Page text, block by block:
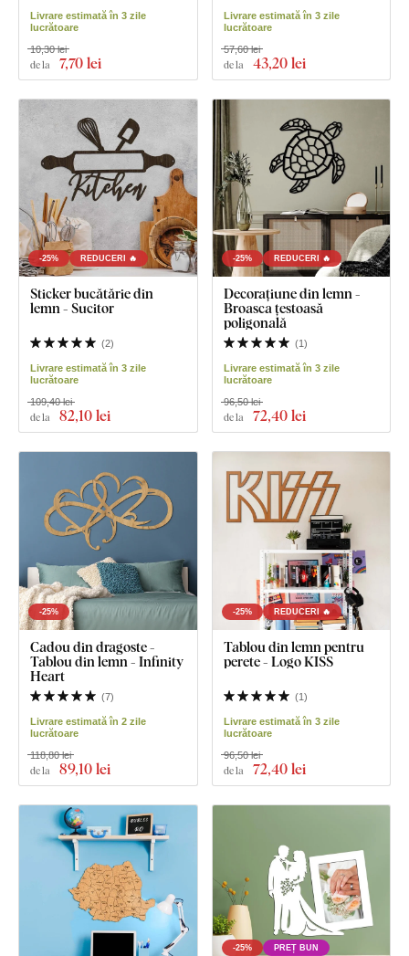
Livrare estimată în 3 zile
lucrătoare
de la 7,70 lei
10,30 lei
Livrare estimată în 3 zile
lucrătoare
de la 43,20 lei
57,60 lei
-25% REDUCERI 🔥
Sticker bucătărie din
lemn - Sucitor
(2)
Livrare estimată în 3 zile
lucrătoare
de la 82,10 lei
109,40 lei
-25% REDUCERI 🔥
Decorațiune din lemn -
Broasca țestoasă
poligonală
(1)
Livrare estimată în 3 zile
lucrătoare
de la 72,40 lei
96,50 lei
-25%
Cadou din dragoste -
Tablou din lemn - Infinity
Heart
(7)
Livrare estimată în 2 zile
lucrătoare
de la 89,10 lei
118,80 lei
-25% REDUCERI 🔥
Tablou din lemn pentru
perete - Logo KISS
(1)
Livrare estimată în 3 zile
lucrătoare
de la 72,40 lei
96,50 lei
-25%
PREȚ BUN